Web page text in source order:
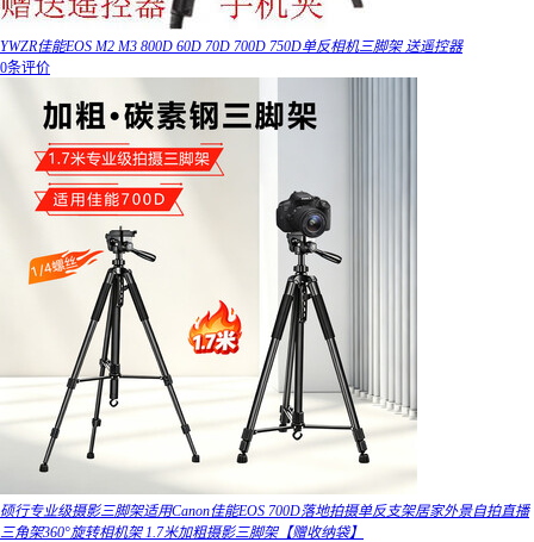
YWZR佳能EOS M2 M3 800D 60D 70D 700D 750D单反相机三脚架 送遥控器
0条评价
硕行专业级摄影三脚架适用Canon佳能EOS 700D落地拍摄单反支架居家外景自拍直播
三角架360°旋转相机架 1.7米加粗摄影三脚架【赠收纳袋】